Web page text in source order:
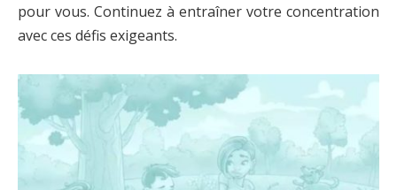
pour vous. Continuez à entraîner votre concentration
avec ces défis exigeants.